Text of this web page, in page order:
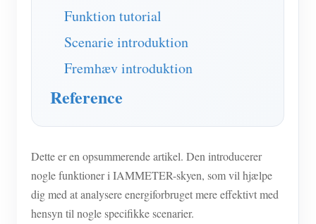
Solar PV System Energimonitor
Overvågning af elforbrug
PV-varmestyringssystem
Home Automation
butik
Ressourcer
Produkt lynstart
Dokument
Nyheder
Blogs
Fællesskab
Udvikler
Udforske
Belønningsprogram
Kontakt
Om os
Funktion tutorial
Scenarie introduktion
Fremhæv introduktion
Reference
Dette er en opsummerende artikel. Den introducerer
nogle funktioner i IAMMETER-skyen, som vil hjælpe
dig med at analysere energiforbruget mere effektivt med
hensyn til nogle specifikke scenarier.